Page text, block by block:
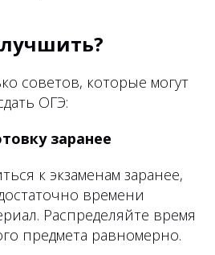
советов, которые могут
ОГЭ:
заранее
к экзаменам заранее,
времени
Распределяйте время
предмета равномерно.